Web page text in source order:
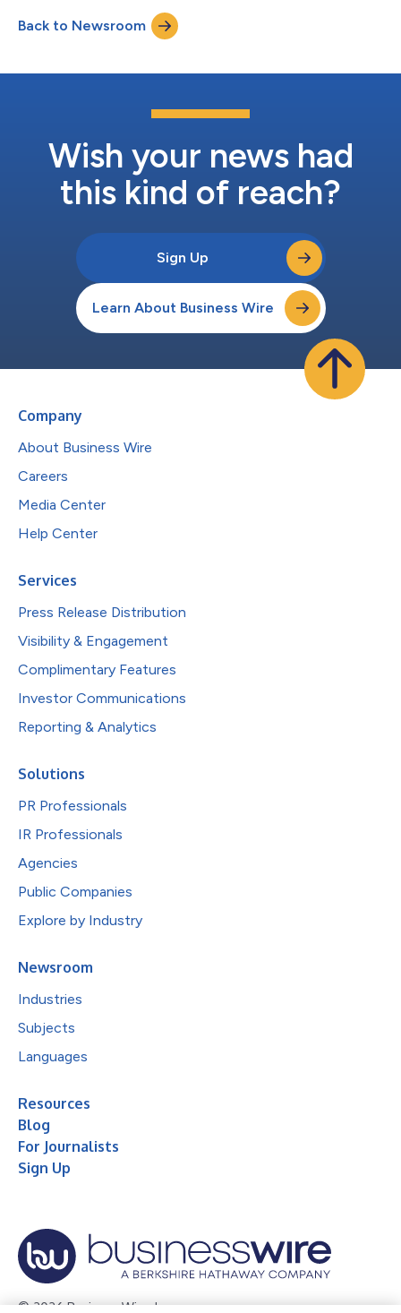
相关任务的耗时减少了30%，每位员工每年最多可节省120小时。
在多项部署中，企业实现生产部署的速度比采用定制化方案快达
24倍，这充分证明了更快速、更安全的部署如何直接转化为更快
应用，每一次交互都能带来可量化的商业价值。 该方案通过
要组成部分。借助源自数百个实际部署案例的预构建、可直接投入
生产的人工智能代理，该方案使企业能够从试点阶段直接过渡到产
Yao表示，”人工智能价值...
Back to Newsroom
Wish your news had
this kind of reach?
Sign Up
Learn About Business Wire
Company
About Business Wire
Careers
Media Center
Help Center
Services
Press Release Distribution
Visibility & Engagement
Complimentary Features
Investor Communications
Reporting & Analytics
Solutions
PR Professionals
IR Professionals
Agencies
Public Companies
Explore by Industry
Newsroom
Industries
Subjects
Languages
Resources
Blog
For Journalists
Sign Up
© 2026 Business Wire, Inc.